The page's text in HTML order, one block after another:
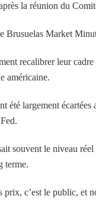
la réunion du
Brusuelas Market
recalibrer leur
américaine.
été largement
souvent le niveau
terme.
prix, c’est le public, et